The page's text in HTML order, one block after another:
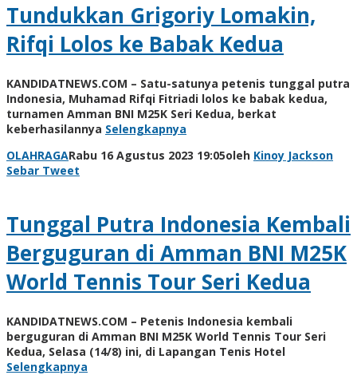
Tundukkan Grigoriy Lomakin,
Rifqi Lolos ke Babak Kedua
KANDIDATNEWS.COM – Satu-satunya petenis tunggal putra
Indonesia, Muhamad Rifqi Fitriadi lolos ke babak kedua,
turnamen Amman BNI M25K Seri Kedua, berkat
keberhasilannya Selengkapnya
OLAHRAGARabu 16 Agustus 2023 19:05oleh Kinoy Jackson
Sebar Tweet
Tunggal Putra Indonesia Kembali
Berguguran di Amman BNI M25K
World Tennis Tour Seri Kedua
KANDIDATNEWS.COM – Petenis Indonesia kembali
berguguran di Amman BNI M25K World Tennis Tour Seri
Kedua, Selasa (14/8) ini, di Lapangan Tenis Hotel
Selengkapnya